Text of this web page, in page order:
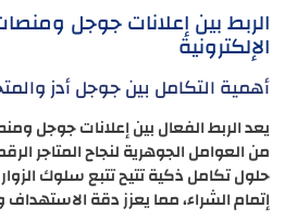
الربط بين إعلانات جوجل
الإلكترونية
أهمية التكامل بين جوجل أدز
يعد الربط الفعال بين إعلانات جوجل
من العوامل الجوهرية لنجاح المتاجر
حلول تكامل ذكية تتيح تتبع سلوك
إتمام الشراء، مما يعزز دقة